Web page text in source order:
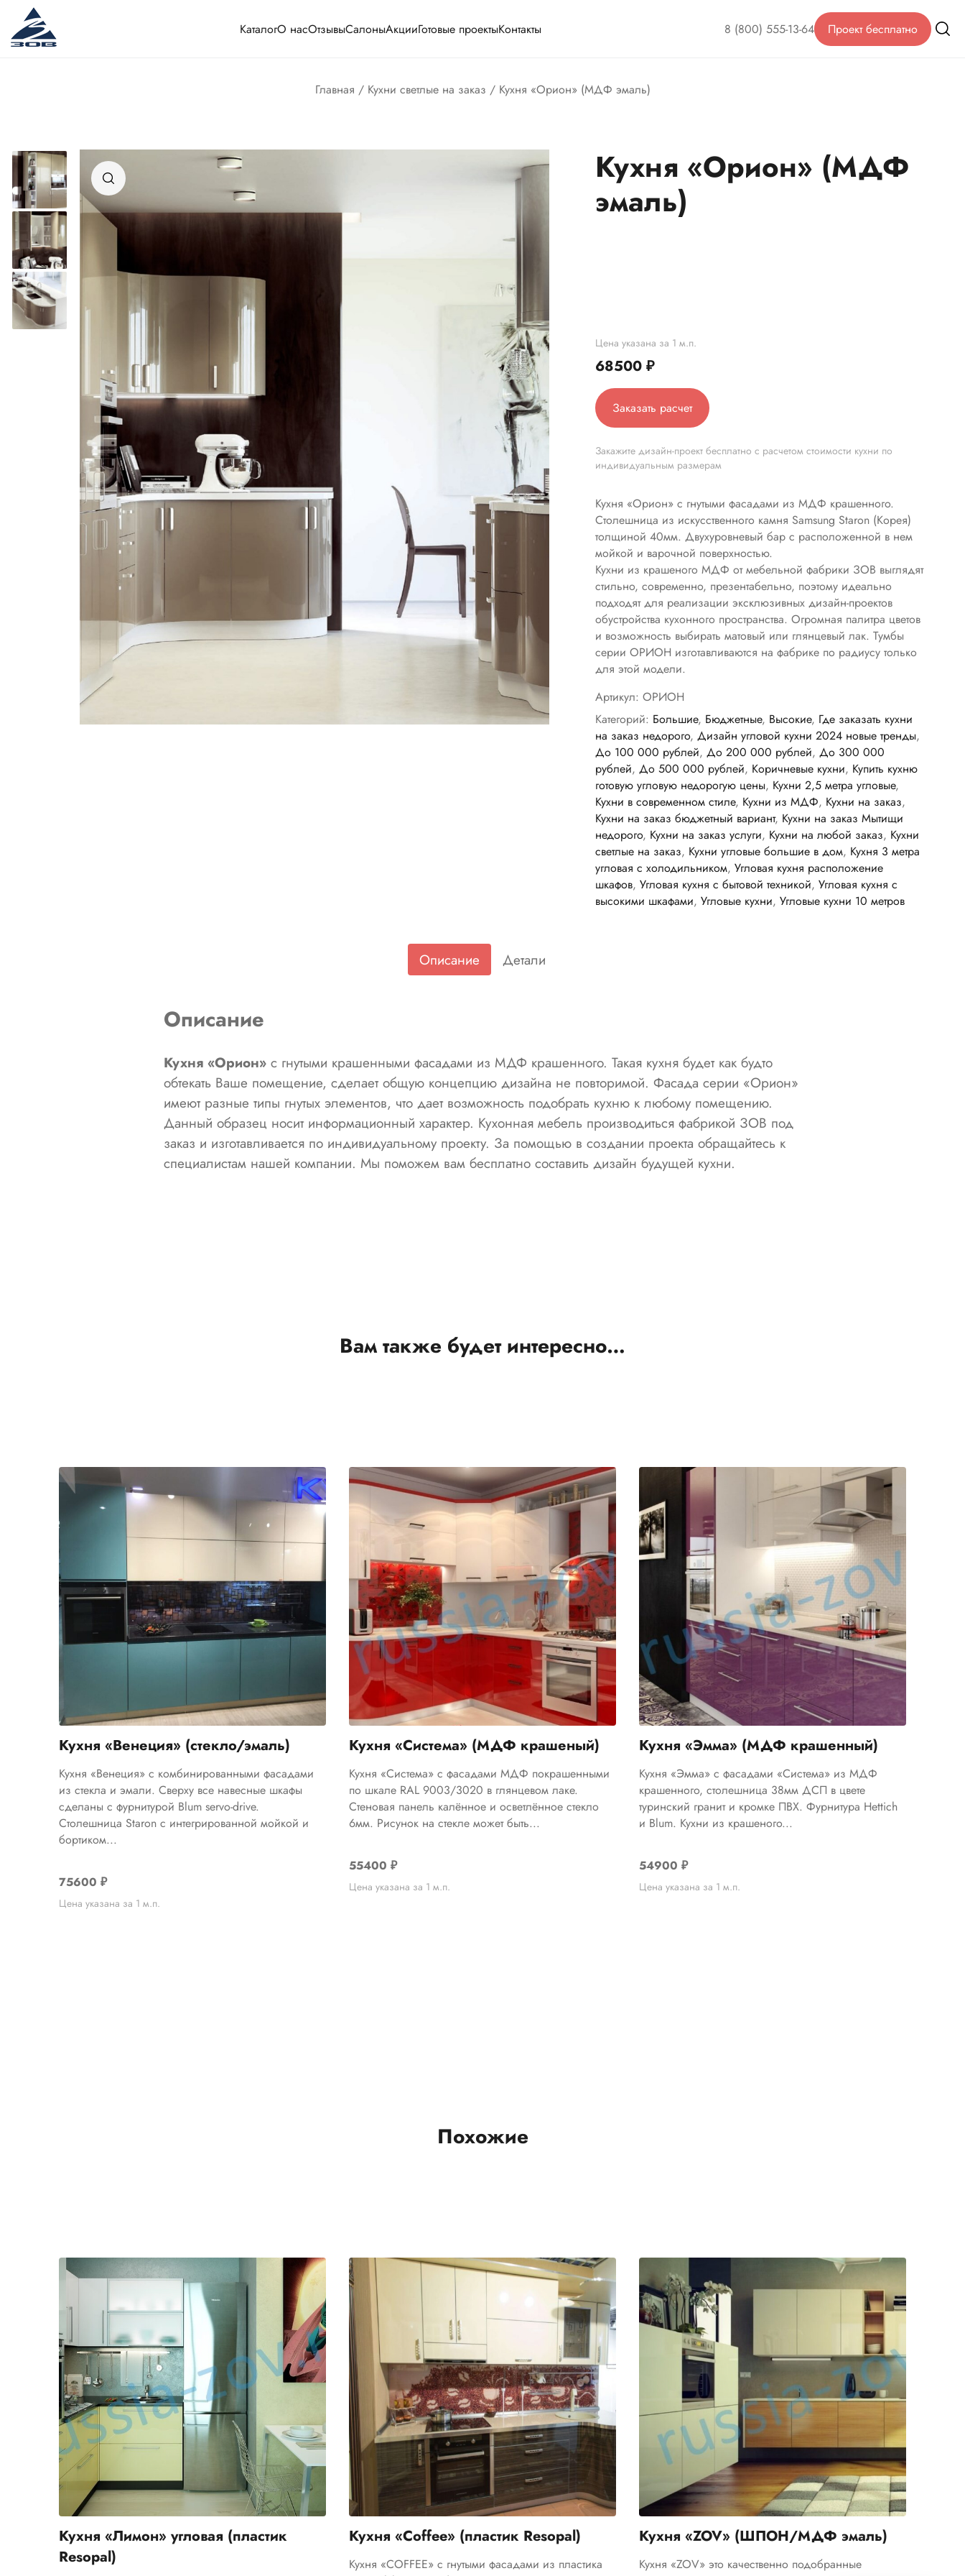
КаталогО насОтзывыСалоныАкцииГотовые проектыКонтакты 8 (800) 555-13-64 Проект бесплатно
Главная / Кухни светлые на заказ / Кухня «Орион» (МДФ эмаль)
Кухня «Орион» (МДФ
эмаль)
Цена указана за 1 м.п.
68500 ₽
Заказать расчет
Закажите дизайн-проект бесплатно с расчетом стоимости кухни по
индивидуальным размерам
Кухня «Орион» с гнутыми фасадами из МДФ крашенного.
Столешница из искусственного камня Samsung Staron (Корея)
толщиной 40мм. Двухуровневый бар с расположенной в нем
мойкой и варочной поверхностью.
Кухни из крашеного МДФ от мебельной фабрики ЗОВ выглядят
стильно, современно, презентабельно, поэтому идеально
подходят для реализации эксклюзивных дизайн-проектов
обустройства кухонного пространства. Огромная палитра цветов
и возможность выбирать матовый или глянцевый лак. Тумбы
серии ОРИОН изготавливаются на фабрике по радиусу только
для этой модели.
Артикул: ОРИОН
Категорий: Большие, Бюджетные, Высокие, Где заказать кухни
на заказ недорого, Дизайн угловой кухни 2024 новые тренды,
До 100 000 рублей, До 200 000 рублей, До 300 000
рублей, До 500 000 рублей, Коричневые кухни, Купить кухню
готовую угловую недорогую цены, Кухни 2,5 метра угловые,
Кухни в современном стиле, Кухни из МДФ, Кухни на заказ,
Кухни на заказ бюджетный вариант, Кухни на заказ Мытищи
недорого, Кухни на заказ услуги, Кухни на любой заказ, Кухни
светлые на заказ, Кухни угловые большие в дом, Кухня 3 метра
угловая с холодильником, Угловая кухня расположение
шкафов, Угловая кухня с бытовой техникой, Угловая кухня с
высокими шкафами, Угловые кухни, Угловые кухни 10 метров
Описание Детали
Описание
Кухня «Орион» с гнутыми крашенными фасадами из МДФ крашенного. Такая кухня будет как будто
обтекать Ваше помещение, сделает общую концепцию дизайна не повторимой. Фасада серии «Орион»
имеют разные типы гнутых элементов, что дает возможность подобрать кухню к любому помещению.
Данный образец носит информационный характер. Кухонная мебель производиться фабрикой ЗОВ под
заказ и изготавливается по индивидуальному проекту. За помощью в создании проекта обращайтесь к
специалистам нашей компании. Мы поможем вам бесплатно составить дизайн будущей кухни.
Вам также будет интересно…
Кухня «Венеция» (стекло/эмаль)
Кухня «Венеция» с комбинированными фасадами
из стекла и эмали. Сверху все навесные шкафы
сделаны с фурнитурой Blum servo-drive.
Столешница Staron с интегрированной мойкой и
бортиком...
75600₽
Цена указана за 1 м.п.
Кухня «Система» (МДФ крашеный)
Кухня «Система» с фасадами МДФ покрашенными
по шкале RAL 9003/3020 в глянцевом лаке.
Стеновая панель калённое и осветлённое стекло
6мм. Рисунок на стекле может быть...
55400₽
Цена указана за 1 м.п.
Кухня «Эмма» (МДФ крашенный)
Кухня «Эмма» с фасадами «Система» из МДФ
крашенного, столешница 38мм ДСП в цвете
туринский гранит и кромке ПВХ. Фурнитура Hettich
и Blum. Кухни из крашеного...
54900 ₽
Цена указана за 1 м.п.
Похожие
Кухня «Лимон» угловая (пластик
Resopal)
Кухня «Coffee» (пластик Resopal)
Кухня «COFFEE» с гнутыми фасадами из пластика
Кухня «ZOV» (ШПОН/МДФ эмаль)
Кухня «ZOV» это качественно подобранные
Telegram
Ответим в Telegram
MAX
Ответим в MAX
ВКонтакте
Ответим во ВКонтакте